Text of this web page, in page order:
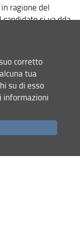
ragione del
si va dda
(ad esempio un
corretto
tua
su di esso
informazioni